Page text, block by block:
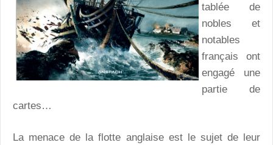
tablée de
nobles et
notables
français ont
engagé une
partie de
cartes…
La menace de la flotte anglaise est le sujet de leur